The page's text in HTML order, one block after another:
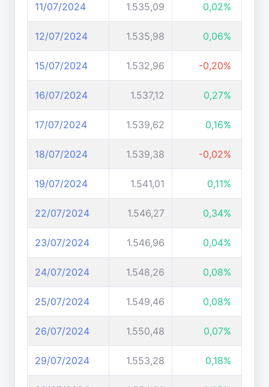
11/07/2024 1.535,09 0,02%
12/07/2024 1.535,98 0,06%
15/07/2024 1.532,96 -0,20%
16/07/2024 1.537,12 0,27%
17/07/2024 1.539,62 0,16%
18/07/2024 1.539,38 -0,02%
19/07/2024 1.541,01 0,11%
22/07/2024 1.546,27 0,34%
23/07/2024 1.546,96 0,04%
24/07/2024 1.548,26 0,08%
25/07/2024 1.549,46 0,08%
26/07/2024 1.550,48 0,07%
29/07/2024 1.553,28 0,18%